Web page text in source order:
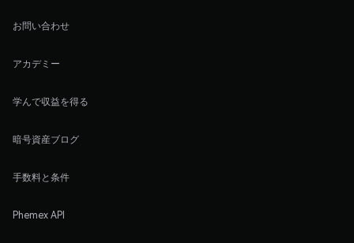
お問い合わせ
アカデミー
学んで収益を得る
暗号資産ブログ
手数料と条件
Phemex API